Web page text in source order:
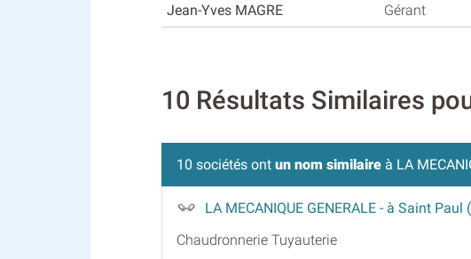
Jean-Yves MAGRE Gérant
10 Résultats Similaires
10 sociétés ont un nom similaire à LA
LA MECANIQUE GENERALE - à Saint Paul
Chaudronnerie Tuyauterie